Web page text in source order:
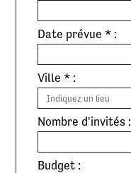
Date prévue * :
Ville * :
Nombre d'invités :
Budget :